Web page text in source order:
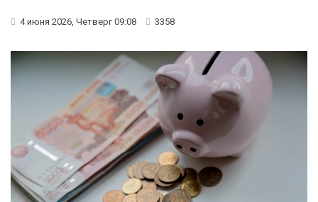
4 июня 2026, Четверг 09:08 3358